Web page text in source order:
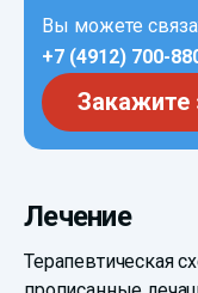
Вы можете
+7 (4912) 700-
Закажите
Лечение
Терапевтическая